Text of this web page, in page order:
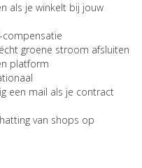
als je winkelt bij jouw
compensatie
groene stroom afsluiten
platform
een mail als je contract
van shops op